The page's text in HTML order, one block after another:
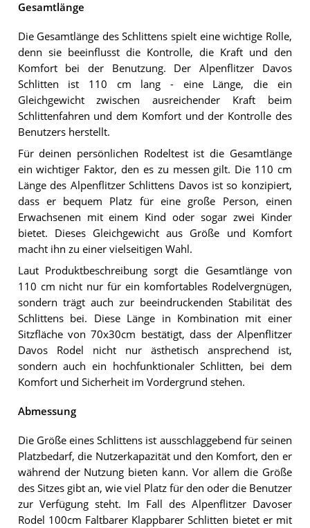
Gesamtlänge
Die Gesamtlänge des Schlittens spielt eine wichtige Rolle,
denn sie beeinflusst die Kontrolle, die Kraft und den
Komfort bei der Benutzung. Der Alpenflitzer Davos
Schlitten ist 110 cm lang - eine Länge, die ein
Gleichgewicht zwischen ausreichender Kraft beim
Schlittenfahren und dem Komfort und der Kontrolle des
Benutzers herstellt.
Für deinen persönlichen Rodeltest ist die Gesamtlänge
ein wichtiger Faktor, den es zu messen gilt. Die 110 cm
Länge des Alpenflitzer Schlittens Davos ist so konzipiert,
dass er bequem Platz für eine große Person, einen
Erwachsenen mit einem Kind oder sogar zwei Kinder
bietet. Dieses Gleichgewicht aus Größe und Komfort
macht ihn zu einer vielseitigen Wahl.
Laut Produktbeschreibung sorgt die Gesamtlänge von
110 cm nicht nur für ein komfortables Rodelvergnügen,
sondern trägt auch zur beeindruckenden Stabilität des
Schlittens bei. Diese Länge in Kombination mit einer
Sitzfläche von 70x30cm bestätigt, dass der Alpenflitzer
Davos Rodel nicht nur ästhetisch ansprechend ist,
sondern auch ein hochfunktionaler Schlitten, bei dem
Komfort und Sicherheit im Vordergrund stehen.
Abmessung
Die Größe eines Schlittens ist ausschlaggebend für seinen
Platzbedarf, die Nutzerkapazität und den Komfort, den er
während der Nutzung bieten kann. Vor allem die Größe
des Sitzes gibt an, wie viel Platz für den oder die Benutzer
zur Verfügung steht. Im Fall des Alpenflitzer Davoser
Rodel 100cm Faltbarer Klappbarer Schlitten bietet er mit